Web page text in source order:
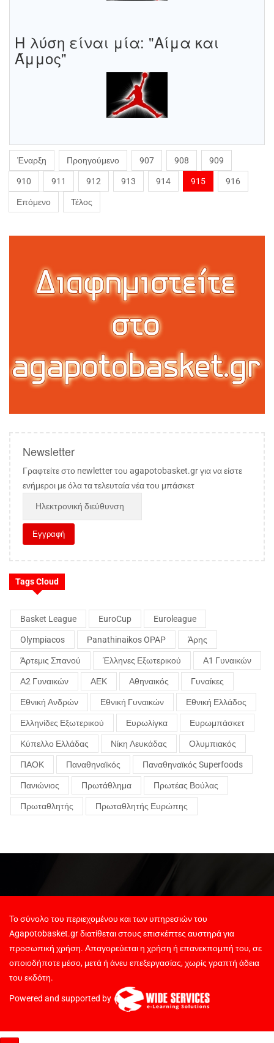
Η λύση είναι μία: "Αίμα και
Άμμος"
Έναρξη Προηγούμενο 907 908 909
910 911 912 913 914 915 916
Επόμενο Τέλος
Newsletter
Γραφτείτε στο newletter του agapotobasket.gr για να είστε
ενήμεροι με όλα τα τελευταία νέα του μπάσκετ
Tags Cloud
Basket League EuroCup Euroleague
Olympiacos Panathinaikos OPAP Άρης
Άρτεμις Σπανού Έλληνες Εξωτερικού Α1 Γυναικών
Α2 Γυναικών ΑΕΚ Αθηναικός Γυναίκες
Εθνική Ανδρών Εθνική Γυναικών Εθνική Ελλάδος
Ελληνίδες Εξωτερικού Ευρωλίγκα Ευρωμπάσκετ
Κύπελλο Ελλάδας Νίκη Λευκάδας Ολυμπιακός
ΠΑΟΚ Παναθηναϊκός Παναθηναϊκός Superfoods
Πανιώνιος Πρωτάθλημα Πρωτέας Βούλας
Πρωταθλητής Πρωταθλητής Ευρώπης
Το σύνολο του περιεχομένου και των υπηρεσιών του
Agapotobasket.gr διατίθεται στους επισκέπτες αυστηρά για
προσωπική χρήση. Απαγορεύεται η χρήση ή επανεκπομπή του, σε
οποιοδήποτε μέσο, μετά ή άνευ επεξεργασίας, χωρίς γραπτή άδεια
του εκδότη.
Powered and supported by